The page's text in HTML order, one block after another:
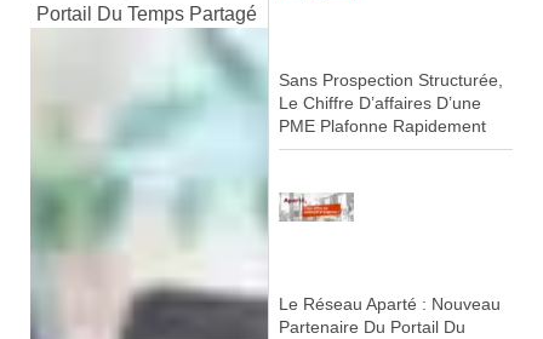
Portail Du Temps Partagé
Sans Prospection Structurée,
Le Chiffre D’affaires D’une
PME Plafonne Rapidement
Le Réseau Aparté : Nouveau
Partenaire Du Portail Du